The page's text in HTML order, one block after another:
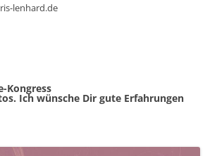
lenhard.de
Kongress
Ich wünsche Dir gute Erfahrungen